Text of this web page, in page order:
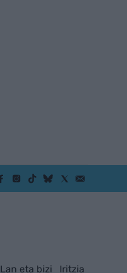
Lan eta bizi Iritzia